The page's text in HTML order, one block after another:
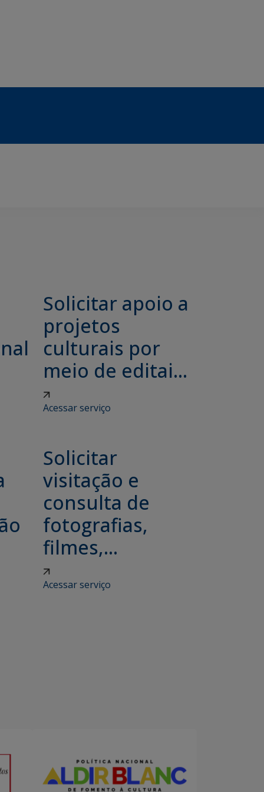
Solicitar apoio a
projetos
culturais por
meio de editai...
Acessar serviço
Solicitar
visitação e
consulta de
fotografias,
filmes,...
Acessar serviço